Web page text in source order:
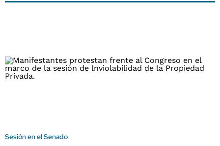
Sesión en el Senado